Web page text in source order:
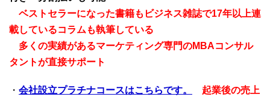
ベストセラーになった書籍もビジネス雑誌で17年以上連
載しているコラムも執筆している
多くの実績があるマーケティング専門のMBAコンサル
タントが直接サポート
・ 会社設立プラチナコースはこちらです。
起業後の売上